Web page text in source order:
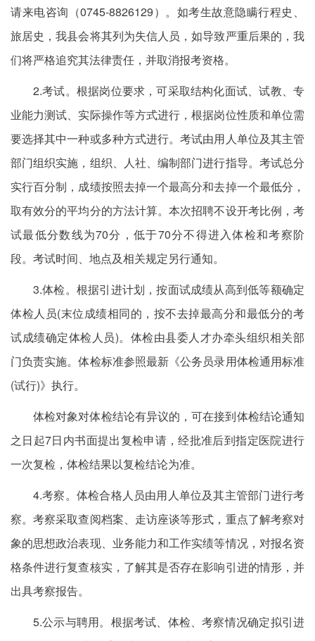
请来电咨询（0745-8826129）。如考生故意隐瞒行程史、
旅居史，我县会将其列为失信人员，如导致严重后果的，我
们将严格追究其法律责任，并取消报考资格。
2.考试。根据岗位要求，可采取结构化面试、试教、专
业能力测试、实际操作等方式进行，根据岗位性质和单位需
要选择其中一种或多种方式进行。考试由用人单位及其主管
部门组织实施，组织、人社、编制部门进行指导。考试总分
实行百分制，成绩按照去掉一个最高分和去掉一个最低分，
取有效分的平均分的方法计算。本次招聘不设开考比例，考
试最低分数线为70分，低于70分不得进入体检和考察阶
段。考试时间、地点及相关规定另行通知。
3.体检。根据引进计划，按面试成绩从高到低等额确定
体检人员(末位成绩相同的，按不去掉最高分和最低分的考
试成绩确定体检人员)。体检由县委人才办牵头组织相关部
门负责实施。体检标准参照最新《公务员录用体检通用标准
(试行)》执行。
体检对象对体检结论有异议的，可在接到体检结论通知
之日起7日内书面提出复检申请，经批准后到指定医院进行
一次复检，体检结果以复检结论为准。
4.考察。体检合格人员由用人单位及其主管部门进行考
察。考察采取查阅档案、走访座谈等形式，重点了解考察对
象的思想政治表现、业务能力和工作实绩等情况，对报名资
格条件进行复查核实，了解其是否存在影响引进的情形，并
出具考察报告。
5.公示与聘用。根据考试、体检、考察情况确定拟引进